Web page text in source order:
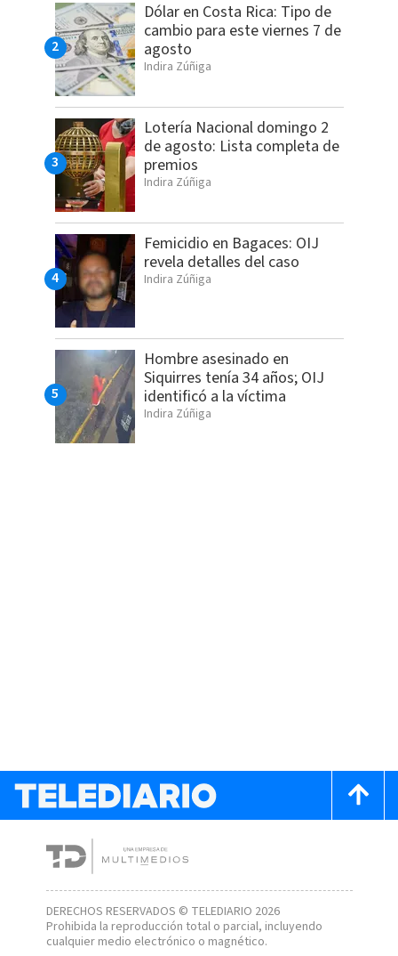
Dólar en Costa Rica: Tipo de
cambio para este viernes 7 de
agosto
Indira Zúñiga
Lotería Nacional domingo 2
de agosto: Lista completa de
premios
Indira Zúñiga
Femicidio en Bagaces: OIJ
revela detalles del caso
Indira Zúñiga
Hombre asesinado en
Siquirres tenía 34 años; OIJ
identificó a la víctima
Indira Zúñiga
DERECHOS RESERVADOS © TELEDIARIO 2026
Prohibida la reproducción total o parcial, incluyendo
cualquier medio electrónico o magnético.